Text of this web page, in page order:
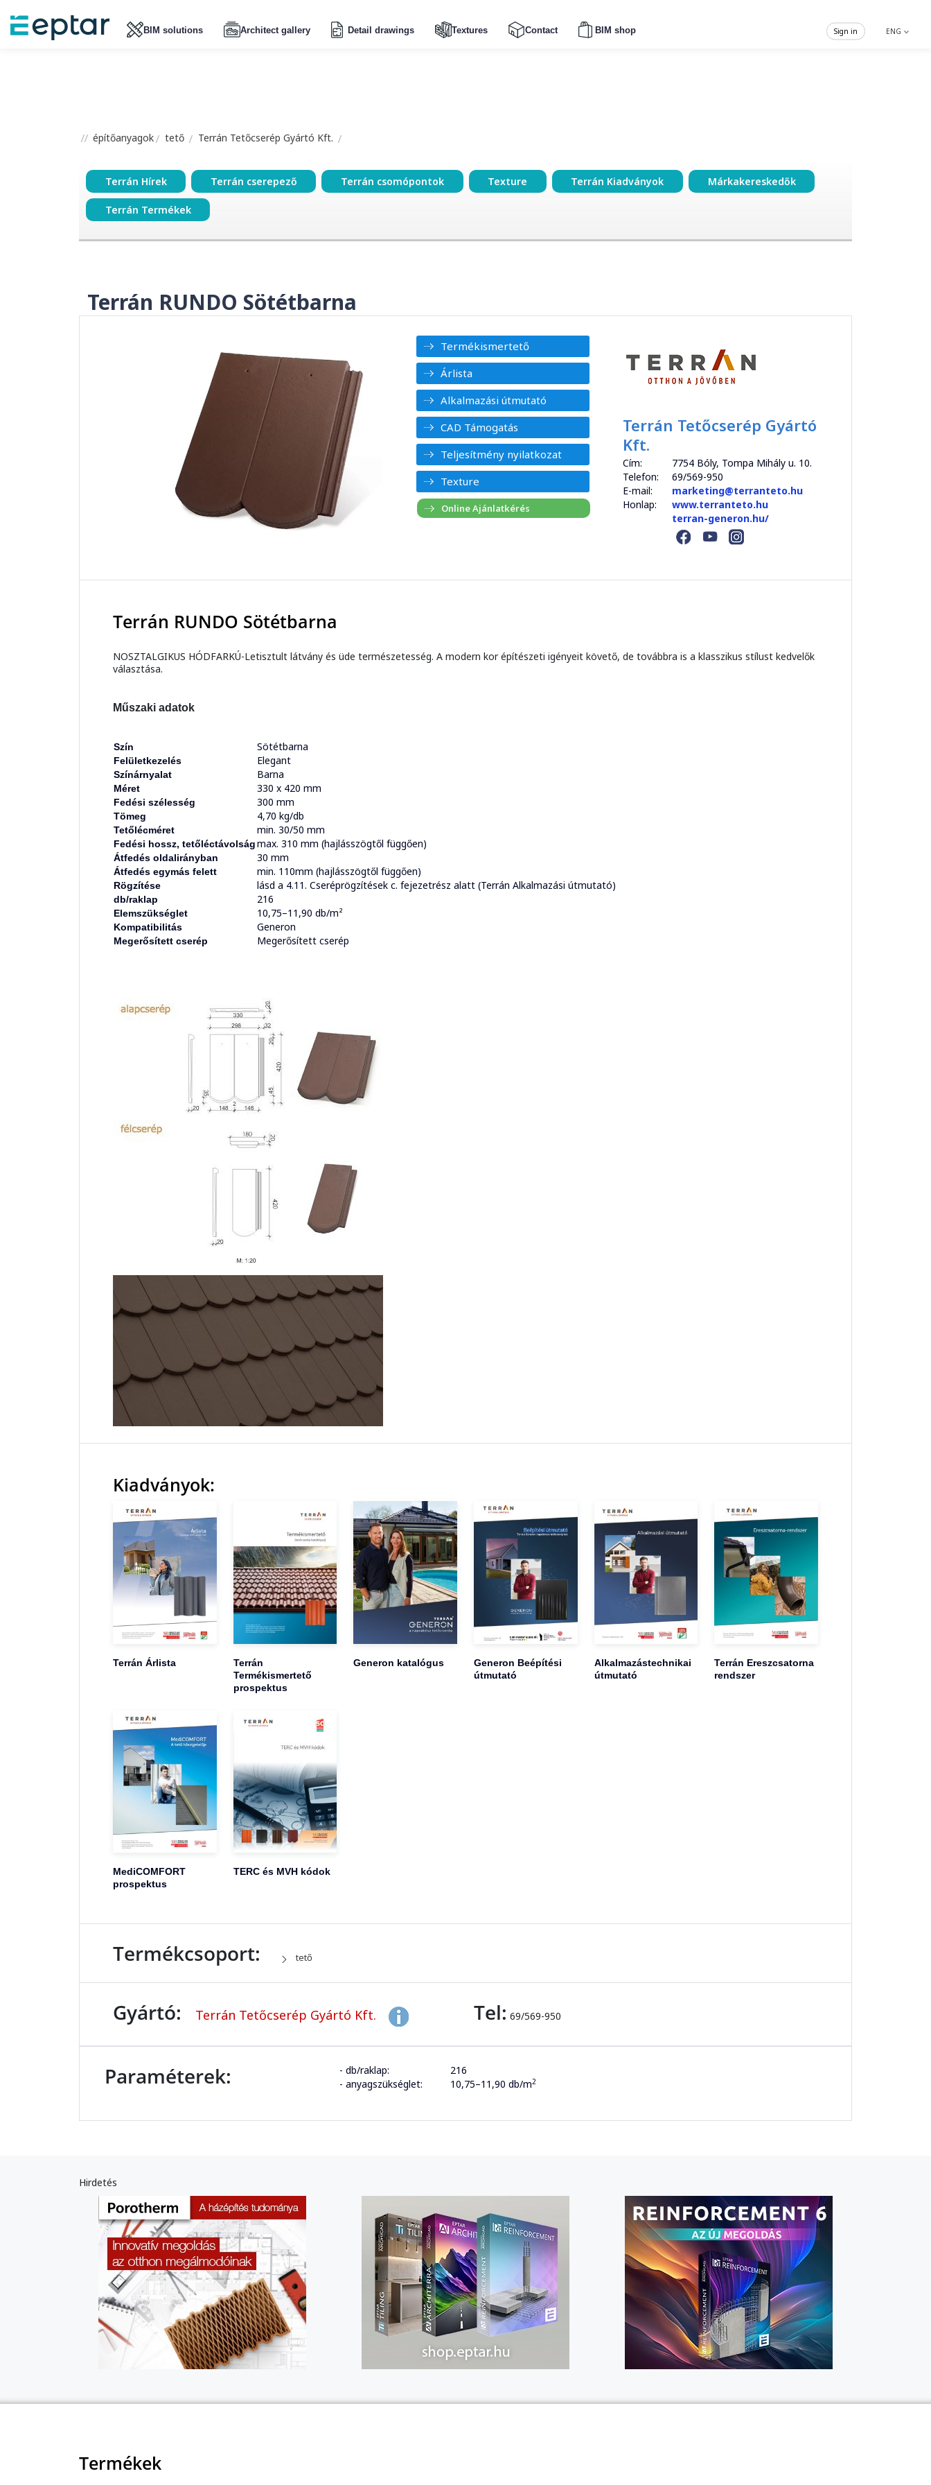
BIM solutions Architect gallery Detail drawings Textures Contact BIM shop ENG
Sign in
építőanyagok tető Terrán Tetőcserép Gyártó Kft.
Terrán Hírek Terrán cserepező Terrán csomópontok Texture Terrán Kiadványok Márkakereskedők
Terrán Termékek
Terrán RUNDO Sötétbarna
Termékismertető
Árlista
Alkalmazási útmutató
CAD Támogatás
Teljesítmény nyilatkozat
Texture
Terrán Tetőcserép Gyártó
Kft.
Cím:
7754 Bóly, Tompa Mihály u. 10.
Telefon:
69/569-950
E-mail:
marketing@terranteto.hu
Honlap:
www.terranteto.hu
terran-generon.hu/
Terrán RUNDO Sötétbarna
NOSZTALGIKUS HÓDFARKÚ-Letisztult látvány és üde természetesség. A modern kor építészeti igényeit követő, de továbbra is a klasszikus stílust kedvelők
választása.
Műszaki adatok
Szín Sötétbarna
Felületkezelés Elegant
Színárnyalat Barna
Méret 330 x 420 mm
Fedési szélesség 300 mm
Tömeg 4,70 kg/db
Tetőlécméret min. 30/50 mm
Fedési hossz, tetőléctávolságmax. 310 mm (hajlásszögtől függően)
Átfedés oldalirányban 30 mm
Átfedés egymás felett min. 110mm (hajlásszögtől függően)
Rögzítése lásd a 4.11. Cseréprögzítések c. fejezetrész alatt (Terrán Alkalmazási útmutató)
db/raklap 216
Elemszükséglet 10,75–11,90 db/m²
Kompatibilitás Generon
Megerősített cserép Megerősített cserép
Kiadványok:
Terrán Árlista
Terrán
Termékismertető
prospektus
Generon katalógus
Generon Beépítési
útmutató
Alkalmazástechnikai
útmutató
Terrán Ereszcsatorna
rendszer
MediCOMFORT
prospektus
TERC és MVH kódok
Termékcsoport: tető
Gyártó: Terrán Tetőcserép Gyártó Kft. Tel: 69/569-950
Paraméterek: - db/raklap:
216
- anyagszükséglet:
10,75–11,90 db/m2
Hirdetés
Termékek